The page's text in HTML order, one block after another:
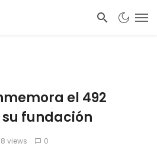
el 492
fundación
views 0